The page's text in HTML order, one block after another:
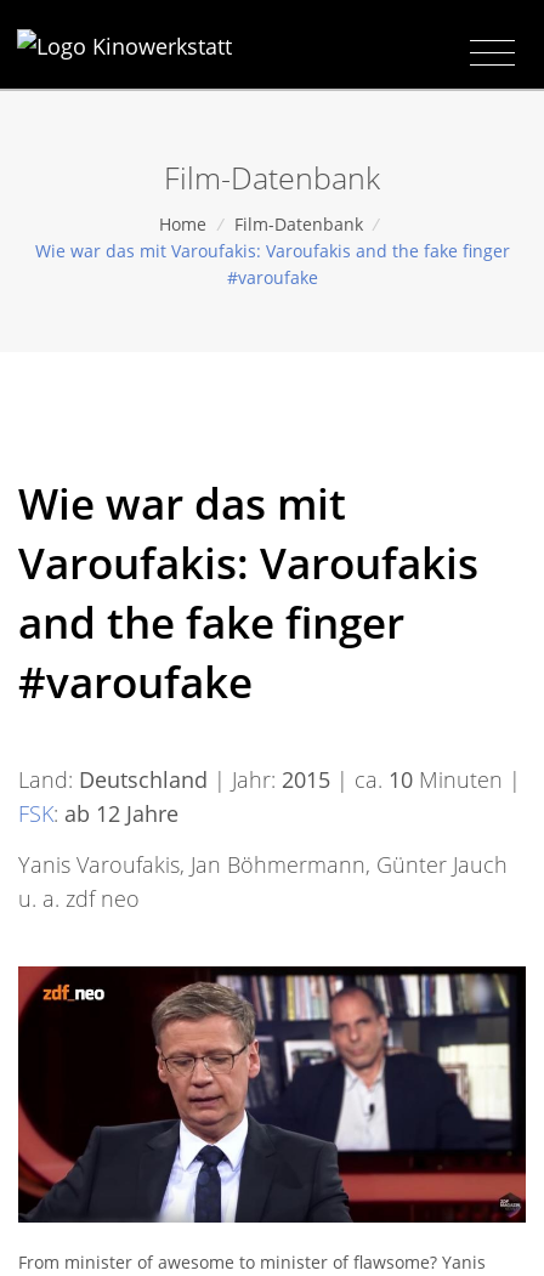
Film-Datenbank
Home / Film-Datenbank /
Wie war das mit Varoufakis: Varoufakis and the fake finger
#varoufake
Wie war das mit
Varoufakis: Varoufakis
and the fake finger
#varoufake
Land: Deutschland | Jahr: 2015 | ca. 10 Minuten |
FSK: ab 12 Jahre
Yanis Varoufakis, Jan Böhmermann, Günter Jauch
u. a. zdf neo
From minister of awesome to minister of flawsome? Yanis